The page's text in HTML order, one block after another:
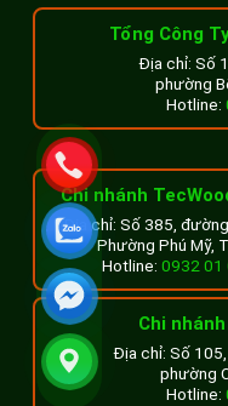
Giàn lam che nắng
thượng thoáng đãng.
trời, tạo nên một
Thẩm mỹ sang
Màu Cedar của lam
Tổng Công
Địa chỉ: Số
phường
Hotline:
Chi nhánh
Địa chỉ: Số 385,
Phường Phú Mỹ,
Hotline: 0932 01
Chi
Địa chỉ: Số
phường
Hotline: